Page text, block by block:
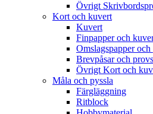
Övrigt
Kort och kuvert
Kuvert
Finpapper och
Omslagspapper och
Brevpåsar och
Övrigt Kort och
Måla och pyssla
Färgläggning
Ritblock